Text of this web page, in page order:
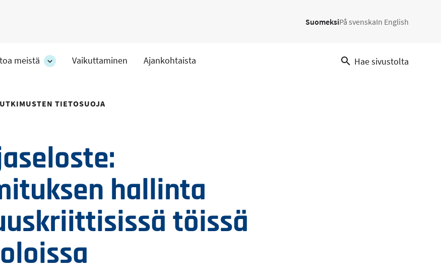
SuomeksiPå svenskaIn English
meistä
Tietoa
alakohteet
Vaikuttaminen Ajankohtaista Hae sivustolta
TIETOSUOJA
hallinta
töissä